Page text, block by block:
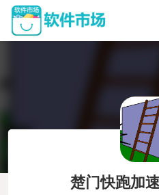
楚门快跑加